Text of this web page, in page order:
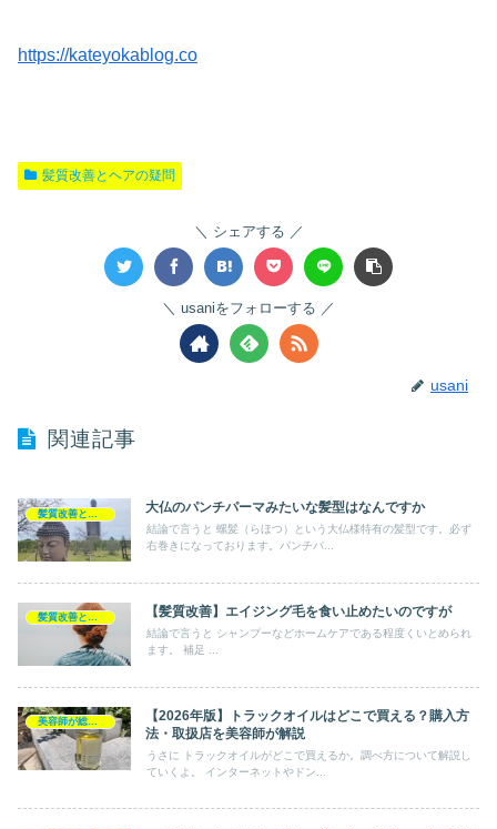
https://kateyokablog.co
髪質改善とヘアの疑問
シェアする
usaniをフォローする
usani
関連記事
大仏のパンチパーマみたいな髪型はなんですか
結論で言うと 螺髪（らほつ）という大仏様特有の髪型です。必ず
右巻きになっております。パンチパ...
髪質改善とヘアの疑問 【髪質改善】エイジング毛を食い止めたいのですが
結論で言うと シャンプーなどホームケアである程度くいとめられ
ます。 補足 ...
美容師が総評ヘアケア製品
【2026年版】トラックオイルはどこで買える？購入方
法・取扱店を美容師が解説
うさに トラックオイルがどこで買えるか。調べ方について解説し
ていくよ。 インターネットやドン...